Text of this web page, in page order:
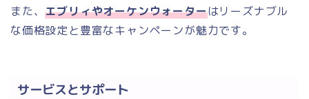
また、エブリィやオーケンウォーターはリーズナブル
な価格設定と豊富なキャンペーンが魅力です。
サービスとサポート